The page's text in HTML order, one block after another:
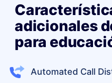
adicionales
para
Automated Call